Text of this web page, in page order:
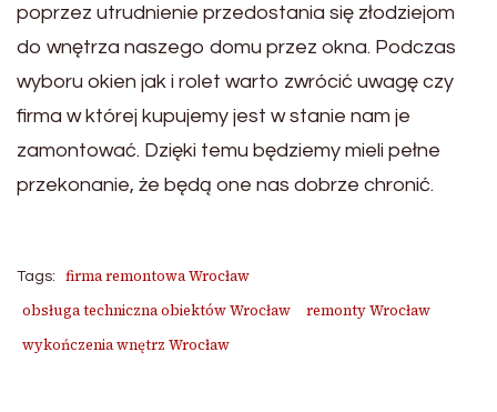
poprzez utrudnienie przedostania się złodziejom
do wnętrza naszego domu przez okna. Podczas
wyboru okien jak i rolet warto zwrócić uwagę czy
firma w której kupujemy jest w stanie nam je
zamontować. Dzięki temu będziemy mieli pełne
przekonanie, że będą one nas dobrze chronić.
Tags:
firma remontowa Wrocław
obsługa techniczna obiektów Wrocław
remonty Wrocław
wykończenia wnętrz Wrocław